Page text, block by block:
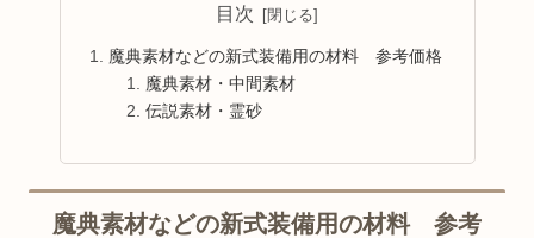
目次
魔典素材などの新式装備用の材料 参考価格
魔典素材・中間素材
伝説素材・霊砂
魔典素材などの新式装備用の材料 参考